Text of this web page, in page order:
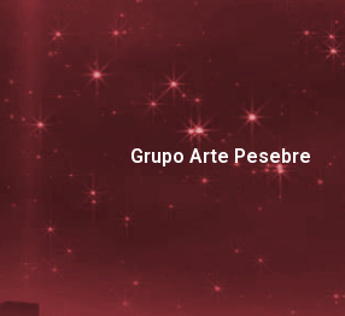
Grupo Arte Pesebre